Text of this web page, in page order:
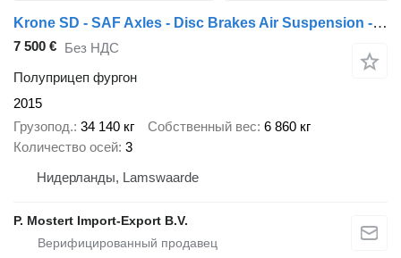
Krone SD - SAF Axles - Disc Brakes Air Suspension - Aluminium Side Pan
7 500 € Без НДС
Полуприцеп фургон
2015
Грузопод. 34 140 кг Собственный вес 6 860 кг
Количество осей 3
Нидерланды, Lamswaarde
P. Mostert Import-Export B.V.